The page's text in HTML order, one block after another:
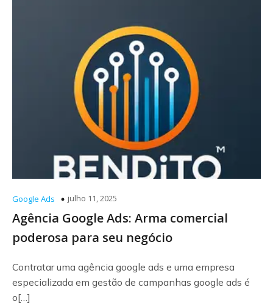
Google Ads julho 11, 2025
Agência Google Ads: Arma comercial
poderosa para seu negócio
Contratar uma agência google ads e uma empresa
especializada em gestão de campanhas google ads é
o[…]